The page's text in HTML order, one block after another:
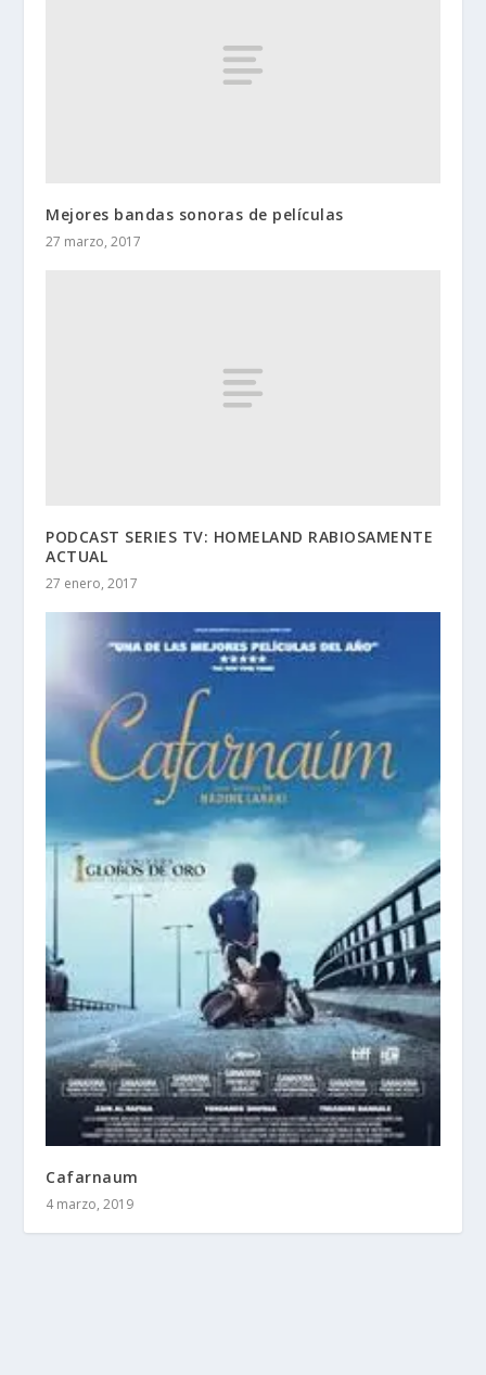
Mejores bandas sonoras de películas
27 marzo, 2017
PODCAST SERIES TV: HOMELAND RABIOSAMENTE
ACTUAL
27 enero, 2017
Cafarnaum
4 marzo, 2019